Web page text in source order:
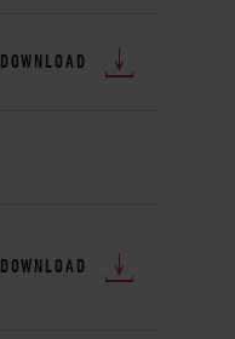
DOWNLOAD
DOWNLOAD